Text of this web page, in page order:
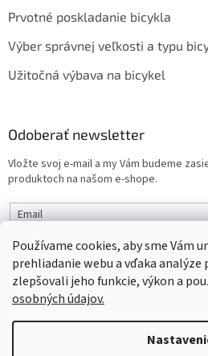
Používame cookies, aby sme Vám
prehliadanie webu a vďaka analýze
zlepšovali jeho funkcie, výkon a
osobných údajov.
Prvotné poskladanie bicykla
Výber správnej veľkosti a typu
Užitočná výbava na bicykel
Odoberať newsletter
Vložte svoj e-mail a my Vám budeme
produktoch na našom e-shope.
Email
PRIHLÁSIŤ SA